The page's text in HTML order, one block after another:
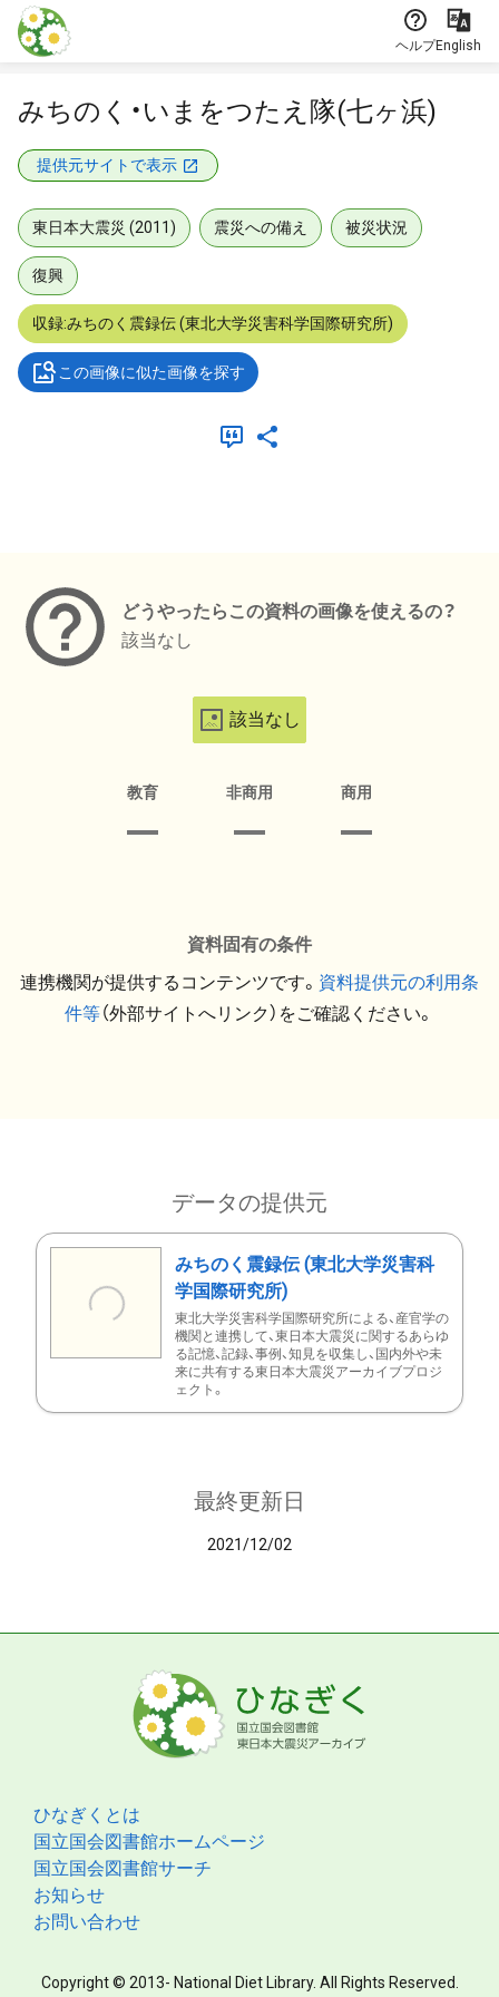
本文に飛ぶ
ヘルプEnglish
みちのく・いまをつたえ隊(七ヶ浜)
提供元サイトで表示
東日本大震災 (2011) 震災への備え 被災状況
復興
収録:みちのく震録伝 (東北大学災害科学国際研究所)
この画像に似た画像を探す
どうやったらこの資料の画像を使えるの？
該当なし
該当なし
教育 非商用 商用
資料固有の条件
連携機関が提供するコンテンツです。 資料提供元の利用条
件等（外部サイトへリンク）をご確認ください。
データの提供元
みちのく震録伝 (東北大学災害科
学国際研究所)
東北大学災害科学国際研究所による、産官学の
機関と連携して、東日本大震災に関するあらゆ
る記憶、記録、事例、知見を収集し、国内外や未
来に共有する東日本大震災アーカイブプロジ
ェクト。
最終更新日
2021/12/02
ひなぎくとは
国立国会図書館ホームページ
国立国会図書館サーチ
お知らせ
お問い合わせ
Copyright © 2013- National Diet Library. All Rights Reserved.